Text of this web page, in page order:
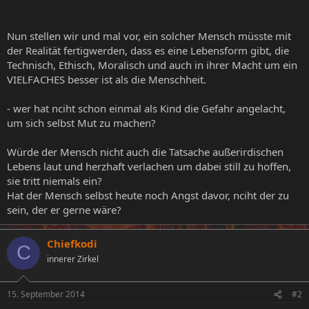
Nun stellen wir und mal vor, ein solcher Mensch müsste mit
der Realität fertigwerden, dass es eine Lebensform gibt, die
Technisch, Ethisch, Moralisch und auch in ihrer Macht um ein
VIELFACHES besser ist als die Menschheit.
- wer hat nciht schon einmal als Kind die Gefahr angelacht,
um sich selbst Mut zu machen?
Würde der Mensch nicht auch die Tatsache außerirdischen
Lebens laut und herzhaft verlachen um dabei still zu hoffen,
sie tritt niemals ein?
Hat der Mensch selbst heute noch Angst davor, nciht der zu
sein, der er gerne wäre?
C Chiefkodi
innerer Zirkel
15. September 2014 #2